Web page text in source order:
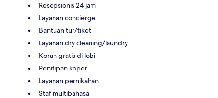
Resepsionis 24 jam
Layanan concierge
Bantuan tur/tiket
Layanan dry cleaning/laundry
Koran gratis di lobi
Penitipan koper
Layanan pernikahan
Staf multibahasa